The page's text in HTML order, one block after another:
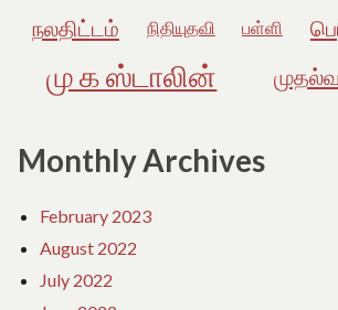
நலதிட்டம்
நிதியுதவி பள்ளி
மு க ஸ்டாலின்
Monthly Archives
February 2023
August 2022
July 2022